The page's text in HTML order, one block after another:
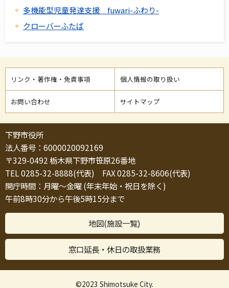
多機能型児童発達支援 fuwari-ふわり-
クローバーふたば
リンク・著作権・免責事項 個人情報の取り扱い
お問い合わせ サイトマップ
下野市役所
法人番号：6000020092169
〒329-0492 栃木県下野市笹原26番地
TEL 0285-32-8888(代表) FAX 0285-32-8606(代表)
開庁時間：月曜～金曜 (年末年始・祝日を除く)
午前8時30分から午後5時15分まで
地図(施設一覧)
窓口延長・休日の取扱業務
©2023 Shimotsuke City.